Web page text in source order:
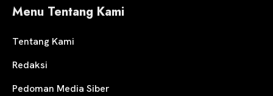
Menu Tentang Kami
Tentang Kami
Redaksi
Pedoman Media Siber